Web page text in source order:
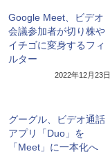
Google Meet、ビデオ
会議参加者が切り株や
イチゴに変身するフィ
ルター
2022年12月23日
グーグル、ビデオ通話
アプリ「Duo」を
「Meet」に一本化へ